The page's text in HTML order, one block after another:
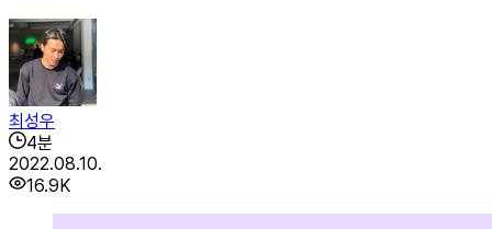
최성우
4분
2022.08.10.
16.9K